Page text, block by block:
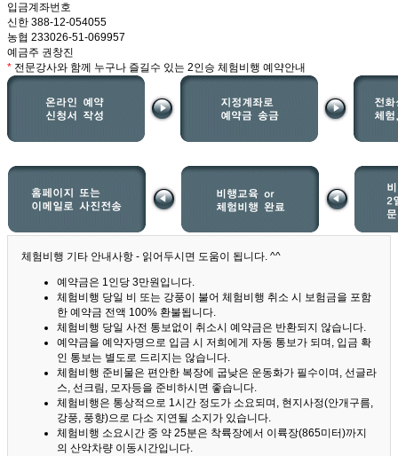
입금계좌번호
신한 388-12-054055
농협 233026-51-069957
예금주 권창진
* 전문강사와 함께 누구나 즐길수 있는 2인승 체험비행 예약안내
체험비행 기타 안내사항 - 읽어두시면 도움이 됩니다. ^^
예약금은 1인당 3만원입니다.
체험비행 당일 비 또는 강풍이 불어 체험비행 취소 시 보험금을 포함
한 예약금 전액 100% 환불됩니다.
체험비행 당일 사전 통보없이 취소시 예약금은 반환되지 않습니다.
예약금을 예약자명으로 입금 시 저희에게 자동 통보가 되며, 입금 확
인 통보는 별도로 드리지는 않습니다.
체험비행 준비물은 편안한 복장에 굽낮은 운동화가 필수이며, 선글라
스, 선크림, 모자등을 준비하시면 좋습니다.
체험비행은 통상적으로 1시간 정도가 소요되며, 현지사정(안개구름,
강풍, 풍향)으로 다소 지연될 소지가 있습니다.
체험비행 소요시간 중 약 25분은 착륙장에서 이륙장(865미터)까지
의 산악차량 이동시간입니다.